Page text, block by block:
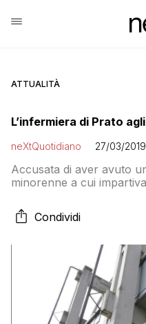
ATTUALITÀ
L’infermiera di Prato
neXtQuotidiano 27/03/2019
Accusata di aver avuto
minorenne a cui
Condividi